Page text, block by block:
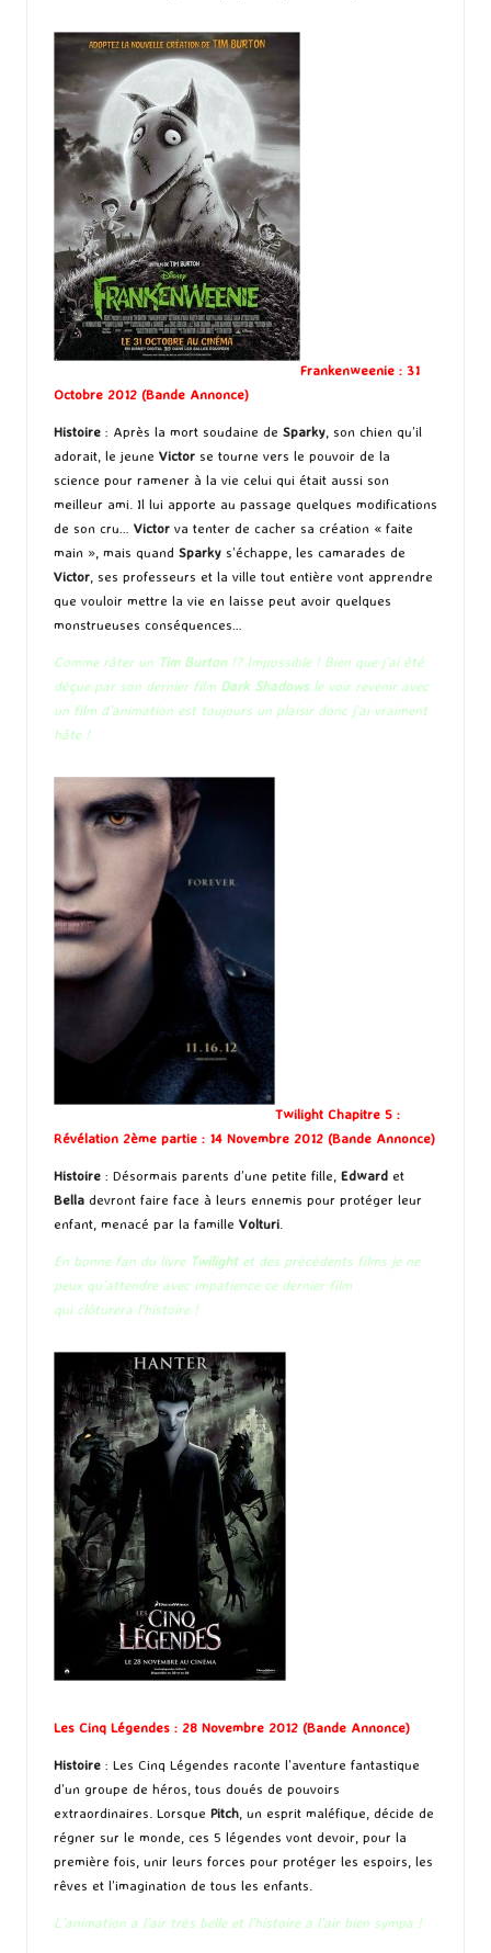
Frankenweenie : 31
Octobre 2012 (Bande Annonce)
Histoire : Après la mort soudaine de Sparky, son chien qu’il
adorait, le jeune Victor se tourne vers le pouvoir de la
science pour ramener à la vie celui qui était aussi son
meilleur ami. Il lui apporte au passage quelques modifications
de son cru… Victor va tenter de cacher sa création « faite
main », mais quand Sparky s’échappe, les camarades de
Victor, ses professeurs et la ville tout entière vont apprendre
que vouloir mettre la vie en laisse peut avoir quelques
monstrueuses conséquences…
Comme râter un Tim Burton!? Impossible ! Bien que j’ai été
déçue par son dernier film Dark Shadowsle voir revenir avec
un film d’animation est toujours un plaisir donc j’ai vraiment
hâte !
Twilight Chapitre 5 :
Révélation 2ème partie : 14 Novembre 2012 (Bande Annonce)
Histoire : Désormais parents d’une petite fille, Edward et
Bella devront faire face à leurs ennemis pour protéger leur
enfant, menacé par la famille Volturi
En bonne fan du livre Twilightet des précédents films je ne
peux qu’attendre avec impatience ce dernier film
qui clôturera l’histoire !
Les Cinq Légendes : 28 Novembre 2012 (Bande Annonce)
Histoire : Les Cinq Légendes raconte l’aventure fantastique
d’un groupe de héros, tous doués de pouvoirs
extraordinaires. Lorsque Pitch , un esprit maléfique, décide de
régner sur le monde, ces 5 légendes vont devoir, pour la
première fois, unir leurs forces pour protéger les espoirs, les
rêves et l’imagination de tous les enfants.
L’animation a l’air très belle et l’histoire a l’air bien sympa !